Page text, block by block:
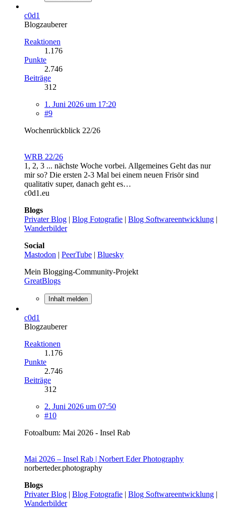
c0d1
Blogzauberer
Reaktionen
1.176
Punkte
2.746
Beiträge
312
1. Juni 2026 um 17:20
#9
Wochenrückblick 22/26
WRB 22/26
1, 2, 3 ... nächste Woche vorbei. Allgemeines Geht das nur
mir so? Die ersten 2-3 Mal bei einem neuen Frisör sind
qualitativ super, danach geht es…
c0d1.eu
Blogs
Privater Blog | Blog Fotografie | Blog Softwareentwicklung |
Wanderbilder
Social
Mastodon | PeerTube | Bluesky
Mein Blogging-Community-Projekt
GreatBlogs
Inhalt melden
c0d1
Blogzauberer
Reaktionen
1.176
Punkte
2.746
Beiträge
312
2. Juni 2026 um 07:50
#10
Fotoalbum: Mai 2026 - Insel Rab
Mai 2026 – Insel Rab | Norbert Eder Photography
norberteder.photography
Blogs
Privater Blog | Blog Fotografie | Blog Softwareentwicklung |
Wanderbilder